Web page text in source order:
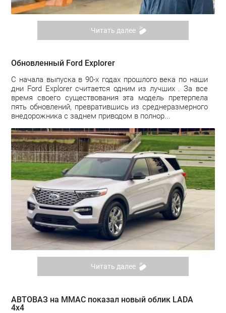
Читать далее
Обновленный Ford Explorer
С начала выпуска в 90-х годах прошлого века по наши
дни Ford Explorer считается одним из лучших . За все
время своего существования эта модель претерпела
пять обновлений, превратившись из среднеразмерного
внедорожника с заднем приводом в полнор...
Читать далее
АВТОВАЗ на ММАС показал новый облик LADA
4x4